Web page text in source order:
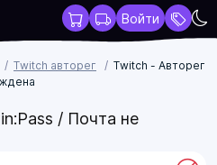
Войти
Twitch авторег
Twitch - Авторег
/ Почта не